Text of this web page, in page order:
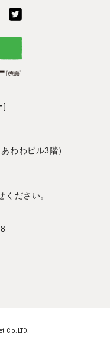
]
わわビル3階）
ください。
Co.LTD.